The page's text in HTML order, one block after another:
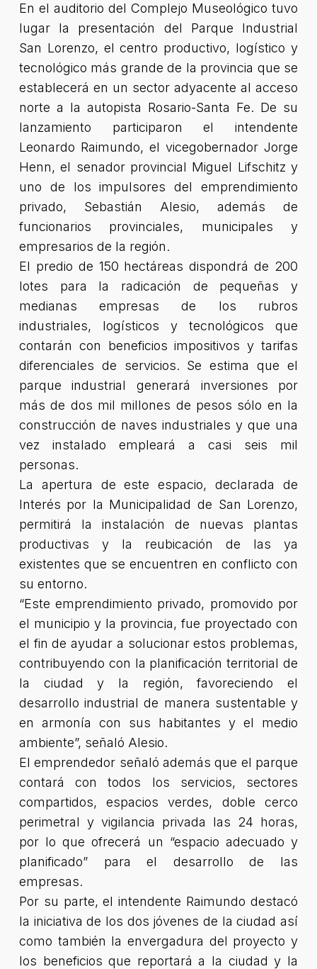
En el auditorio del Complejo Museológico tuvo
lugar la presentación del Parque Industrial
San Lorenzo, el centro productivo, logístico y
tecnológico más grande de la provincia que se
establecerá en un sector adyacente al acceso
norte a la autopista Rosario-Santa Fe. De su
lanzamiento participaron el intendente
Leonardo Raimundo, el vicegobernador Jorge
Henn, el senador provincial Miguel Lifschitz y
uno de los impulsores del emprendimiento
privado, Sebastián Alesio, además de
funcionarios provinciales, municipales y
empresarios de la región.
El predio de 150 hectáreas dispondrá de 200
lotes para la radicación de pequeñas y
medianas empresas de los rubros
industriales, logísticos y tecnológicos que
contarán con beneficios impositivos y tarifas
diferenciales de servicios. Se estima que el
parque industrial generará inversiones por
más de dos mil millones de pesos sólo en la
construcción de naves industriales y que una
vez instalado empleará a casi seis mil
personas.
La apertura de este espacio, declarada de
Interés por la Municipalidad de San Lorenzo,
permitirá la instalación de nuevas plantas
productivas y la reubicación de las ya
existentes que se encuentren en conflicto con
su entorno.
“Este emprendimiento privado, promovido por
el municipio y la provincia, fue proyectado con
el fin de ayudar a solucionar estos problemas,
contribuyendo con la planificación territorial de
la ciudad y la región, favoreciendo el
desarrollo industrial de manera sustentable y
en armonía con sus habitantes y el medio
ambiente”, señaló Alesio.
El emprendedor señaló además que el parque
contará con todos los servicios, sectores
compartidos, espacios verdes, doble cerco
perimetral y vigilancia privada las 24 horas,
por lo que ofrecerá un “espacio adecuado y
planificado” para el desarrollo de las
empresas.
Por su parte, el intendente Raimundo destacó
la iniciativa de los dos jóvenes de la ciudad así
como también la envergadura del proyecto y
los beneficios que reportará a la ciudad y la